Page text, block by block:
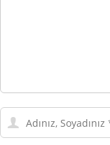
Adınız,
Soyadınız